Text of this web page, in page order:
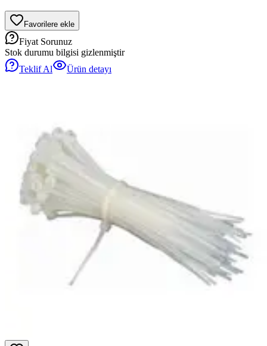
Favorilere ekle
Fiyat Sorunuz
Stok durumu bilgisi gizlenmiştir
Teklif Al
Ürün detayı